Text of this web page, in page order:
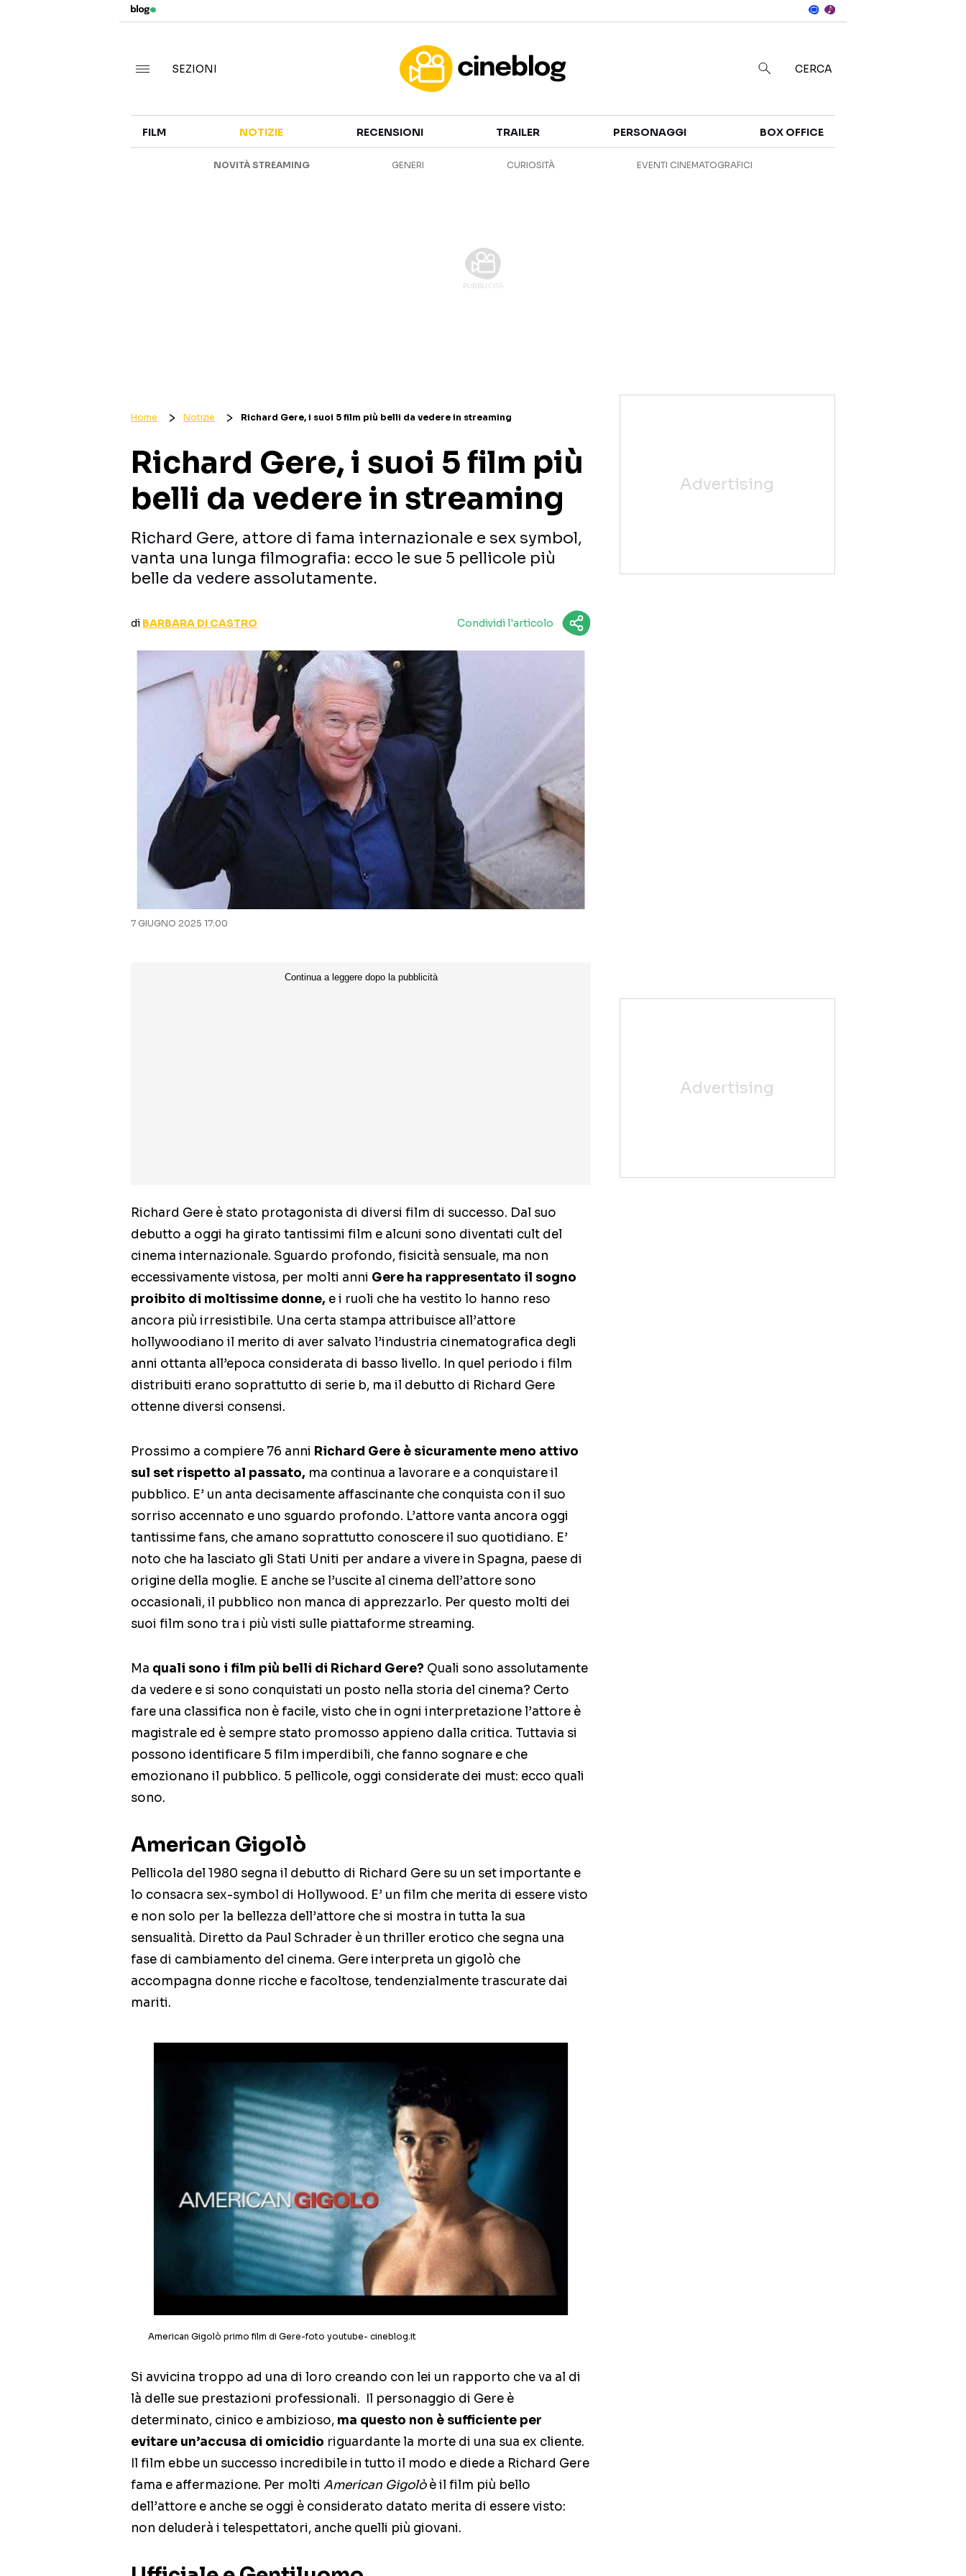
CANALI STREAMING
CURIOSITÀ
SEZIONI CERCA
FILM NOTIZIE RECENSIONI TRAILER PERSONAGGI BOX OFFICE
NOVITÀ STREAMING GENERI CURIOSITÀ EVENTI CINEMATOGRAFICI
Home Notizie Richard Gere, i suoi 5 film più belli da vedere in streaming
Richard Gere, i suoi 5 film più
belli da vedere in streaming
Richard Gere, attore di fama internazionale e sex symbol,
vanta una lunga filmografia: ecco le sue 5 pellicole più
belle da vedere assolutamente.
di BARBARA DI CASTRO Condividi l'articolo
7 GIUGNO 2025 17:00
Richard Gere è stato protagonista di diversi film di successo. Dal suo
debutto a oggi ha girato tantissimi film e alcuni sono diventati cult del
cinema internazionale. Sguardo profondo, fisicità sensuale, ma non
eccessivamente vistosa, per molti anni Gere ha rappresentato il sogno
proibito di moltissime donne, e i ruoli che ha vestito lo hanno reso
ancora più irresistibile. Una certa stampa attribuisce all’attore
hollywoodiano il merito di aver salvato l’industria cinematografica degli
anni ottanta all’epoca considerata di basso livello. In quel periodo i film
distribuiti erano soprattutto di serie b, ma il debutto di Richard Gere
ottenne diversi consensi.
Prossimo a compiere 76 anni Richard Gere è sicuramente meno attivo
sul set rispetto al passato, ma continua a lavorare e a conquistare il
pubblico. E’ un anta decisamente affascinante che conquista con il suo
sorriso accennato e uno sguardo profondo. L’attore vanta ancora oggi
tantissime fans, che amano soprattutto conoscere il suo quotidiano. E’
noto che ha lasciato gli Stati Uniti per andare a vivere in Spagna, paese di
origine della moglie. E anche se l’uscite al cinema dell’attore sono
occasionali, il pubblico non manca di apprezzarlo. Per questo molti dei
suoi film sono tra i più visti sulle piattaforme streaming.
Ma quali sono i film più belli di Richard Gere? Quali sono assolutamente
da vedere e si sono conquistati un posto nella storia del cinema? Certo
fare una classifica non è facile, visto che in ogni interpretazione l’attore è
magistrale ed è sempre stato promosso appieno dalla critica. Tuttavia si
possono identificare 5 film imperdibili, che fanno sognare e che
emozionano il pubblico. 5 pellicole, oggi considerate dei must: ecco quali
sono.
American Gigolò
Pellicola del 1980 segna il debutto di Richard Gere su un set importante e
lo consacra sex-symbol di Hollywood. E’ un film che merita di essere visto
e non solo per la bellezza dell’attore che si mostra in tutta la sua
sensualità. Diretto da Paul Schrader è un thriller erotico che segna una
fase di cambiamento del cinema. Gere interpreta un gigolò che
accompagna donne ricche e facoltose, tendenzialmente trascurate dai
mariti.
American Gigolò primo film di Gere-foto youtube- cineblog.it
Si avvicina troppo ad una di loro creando con lei un rapporto che va al di
là delle sue prestazioni professionali. Il personaggio di Gere è
determinato, cinico e ambizioso, ma questo non è sufficiente per
evitare un’accusa di omicidio riguardante la morte di una sua ex cliente.
Il film ebbe un successo incredibile in tutto il modo e diede a Richard Gere
fama e affermazione. Per molti American Gigolòè il film più bello
dell’attore e anche se oggi è considerato datato merita di essere visto:
non deluderà i telespettatori, anche quelli più giovani.